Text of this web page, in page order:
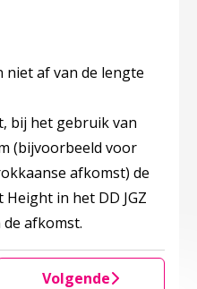
niet af van de lengte
bij het gebruik van
(bijvoorbeeld voor
afkomst) de
in het DD JGZ
afkomst.
Volgende